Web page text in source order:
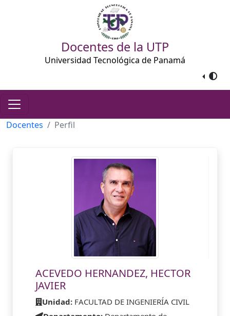
Docentes de la UTP
Universidad Tecnológica de Panamá
Docentes Perfil
ACEVEDO HERNANDEZ, HECTOR
JAVIER
Unidad: FACULTAD DE INGENIERÍA CIVIL